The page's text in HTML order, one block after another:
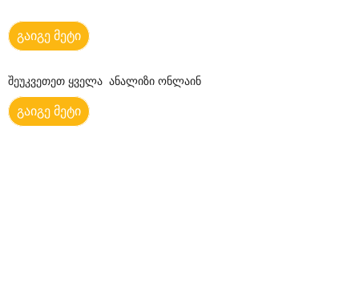
გაიგე მეტი
შეუკვეთეთ ყველა ანალიზი ონლაინ
გაიგე მეტი